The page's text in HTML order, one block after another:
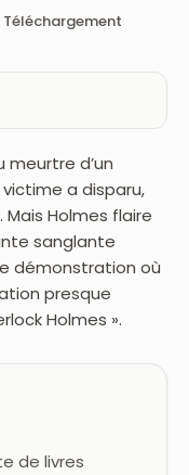
d’un
a disparu,
Holmes flaire
sanglante
démonstration où
presque
Holmes ».
de livres